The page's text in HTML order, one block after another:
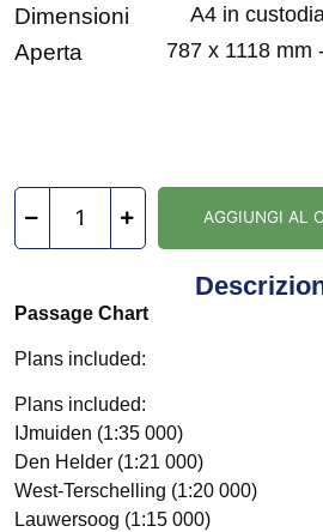
Dimensioni A4 in
Aperta 787 x 1118 mm
AGGIUNGI AL
Passage Chart
Plans included:
Plans included:
IJmuiden (1:35 000)
Den Helder (1:21 000)
West-Terschelling (1:20 000)
Lauwersoog (1:15 000)